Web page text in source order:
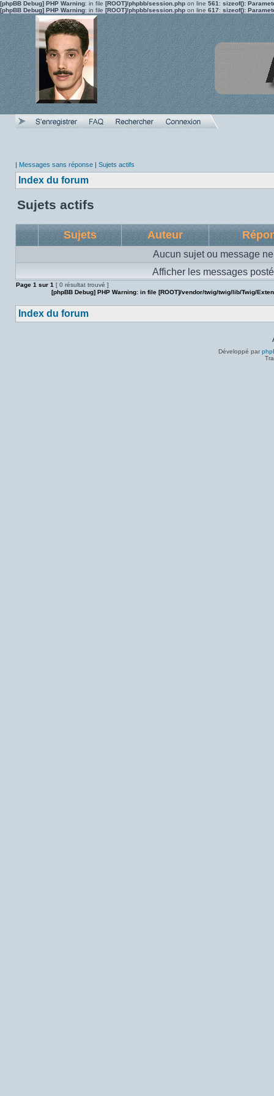
[phpBB Debug] PHP Warning: in file [ROOT]/phpbb/session.php on line 561 : sizeof():
[phpBB Debug] PHP Warning: in file [ROOT]/phpbb/session.php on line 617: sizeof():
| Messages sans réponse | Sujets actifs
Index du forum
Sujets actifs
Sujets Auteur
Aucun sujet ou message
Afficher les messages
Page 1 sur 1 [ 0 résultat trouvé ]
[phpBB Debug] PHP Warning: in file [ROOT]/vendor/twig/twig/lib/Twig/
Index du forum
Développé par